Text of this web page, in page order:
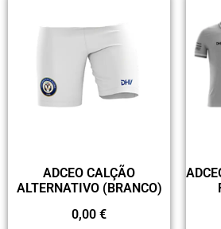
ADCEO CALÇÃO
ALTERNATIVO (BRANCO)
0,00 €